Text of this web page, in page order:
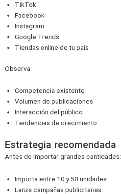
TikTok
Facebook
Instagram
Google Trends
Tiendas online de tu país
Observa:
Competencia existente
Volumen de publicaciones
Interacción del público
Tendencias de crecimiento
Estrategia recomendada
Antes de importar grandes cantidades:
Importa entre 10 y 50 unidades.
Lanza campañas publicitarias.